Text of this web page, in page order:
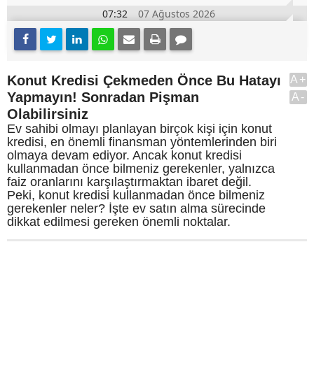
07:32 07 Ağustos 2026
Konut Kredisi Çekmeden Önce Bu Hatayı
Yapmayın! Sonradan Pişman
Olabilirsiniz
Ev sahibi olmayı planlayan birçok kişi için konut
kredisi, en önemli finansman yöntemlerinden biri
olmaya devam ediyor. Ancak konut kredisi
kullanmadan önce bilmeniz gerekenler, yalnızca
faiz oranlarını karşılaştırmaktan ibaret değil.
Peki, konut kredisi kullanmadan önce bilmeniz
gerekenler neler? İşte ev satın alma sürecinde
dikkat edilmesi gereken önemli noktalar.
A+
A-